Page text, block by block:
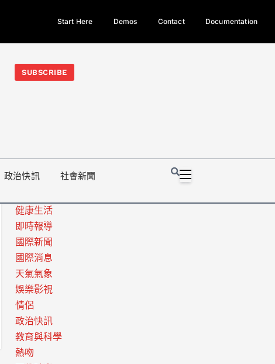
今日熱門新聞TOP3｜西拉雅族正式成第17個原住民族、立院電競
光電場回
Start Here Demos Contact Documentation
SUBSCRIBE
政治快訊 社會新聞
健康生活
即時報導
國際新聞
國際消息
天氣氣象
娛樂影視
情侶
政治快訊
教育與科學
熱吻